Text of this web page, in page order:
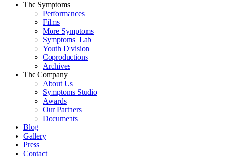
The Symptoms
Performances
Films
More Symptoms
Symptoms_Lab
Youth Division
Coproductions
Archives
The Company
About Us
Symptoms Studio
Awards
Our Partners
Documents
Blog
Gallery
Press
Contact